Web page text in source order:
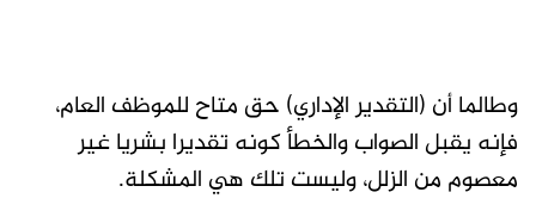
وطالما أن (التقدير الإداري) حق متاح للموظف العام،
فإنه يقبل الصواب والخطأ كونه تقديرا بشريا غير
معصوم من الزلل، وليست تلك هي المشكلة.